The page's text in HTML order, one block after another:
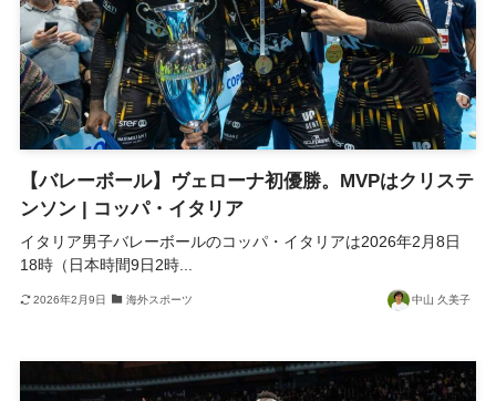
【バレーボール】ヴェローナ初優勝。MVPはクリステ
ンソン | コッパ・イタリア
イタリア男子バレーボールのコッパ・イタリアは2026年2月8日
18時（日本時間9日2時...
2026年2月9日 海外スポーツ 中山 久美子